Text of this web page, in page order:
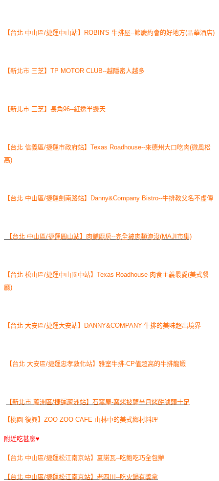
【台北 中山區/捷運中山站】ROBIN'S 牛排屋--節慶約會的好地方(晶華酒店)
【新北市 三芝】TP MOTOR CLUB--越隱密人越多
【新北市 三芝】長角96--紅透半邊天
【台北 信義區/捷運市政府站】Texas Roadhouse--來德州大口吃肉(微風松
高)
【台北 中山區/捷運劍南路站】Danny&Company Bistro--牛排教父名不虛傳
【台北 中山區/捷運圓山站】肉舖廚房--完全被肉類淹沒(MAJI市集)
【台北 松山區/捷運中山國中站】Texas Roadhouse-肉食主義最愛(美式餐
廳)
【台北 大安區/捷運大安站】DANNY&COMPANY-牛排的美味超出境界
【台北 大安區/捷運忠孝敦化站】雅室牛排-CP值超高的牛排龍蝦
【新北市 蘆洲區/捷運蘆洲站】石窯屋-窯烤披薩半月烤餅噱頭十足
【桃園 復興】ZOO ZOO CAFE-山林中的美式鄉村料理
附近吃甚麼♥
【台北 中山區/捷運松江南京站】夏諾瓦--吃飽吃巧全包辦
【台北 中山區/捷運松江南京站】老四川--吃火鍋有獎拿